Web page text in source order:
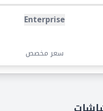
Enterprise
سعر مخصص